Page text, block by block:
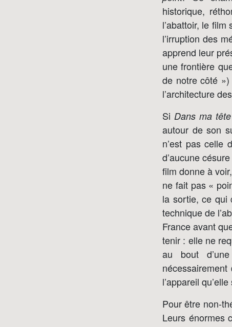
historique,
l’abattoir, le
l’irruption des
apprend leur
une frontière
de notre côté
l’architecture
Si Dans ma
autour de son
n’est pas celle
d’aucune
film donne à
ne fait pas «
la sortie, ce qui
technique de
France avant
tenir : elle ne
au bout
l’appareil
Pour être non-
Leurs énormes